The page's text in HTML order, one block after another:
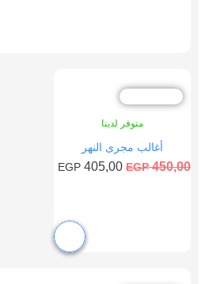
متوفر لدينا
أغالب مجرى النهر
450,00
EGP
405,00
EGP